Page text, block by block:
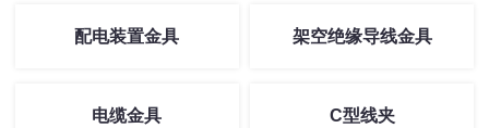
配电装置金具 架空绝缘导线金具
电缆金具 C型线夹